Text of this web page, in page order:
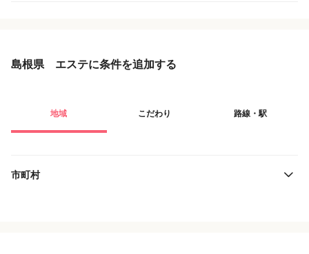
島根県 エステに条件を追加する
地域 こだわり 路線・駅
市町村